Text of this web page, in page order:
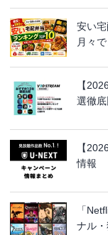
安い
月々
【
選徹
【
情報
「
ナル・